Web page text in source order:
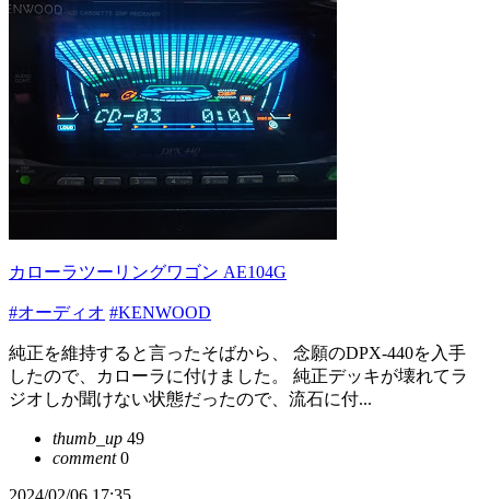
カローラツーリングワゴン AE104G
#オーディオ #KENWOOD
純正を維持すると言ったそばから、 念願のDPX-440を入手
したので、カローラに付けました。 純正デッキが壊れてラ
ジオしか聞けない状態だったので、流石に付...
thumb_up 49
comment0
2024/02/06 17:35